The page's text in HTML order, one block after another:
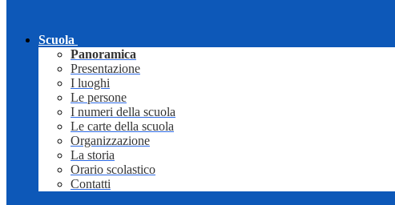
Scuola
Panoramica
Presentazione
I luoghi
Le persone
I numeri della scuola
Le carte della scuola
Organizzazione
La storia
Orario scolastico
Contatti